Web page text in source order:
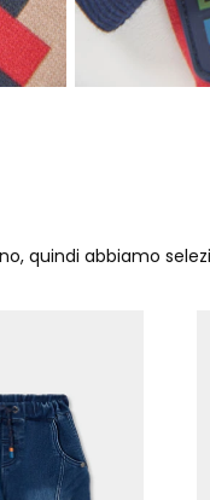
quindi abbiamo